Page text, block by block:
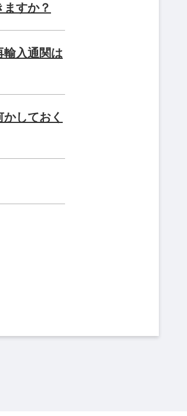
すか？
輸入通関は
しておく